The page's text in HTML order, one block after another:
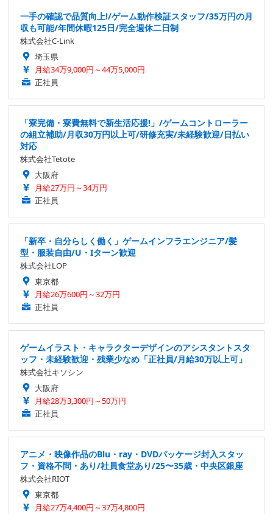
一手の確認で品質向上!/ゲーム動作検証スタッフ/35万円の月
収も可能/年間休暇125日/完全週休二日制
株式会社C-Link
埼玉県
月給34万9,000円～44万5,000円
正社員
「寮完備・寮費無料で新生活応援!」/ゲームコントローラー
の組立補助/月収30万円以上可/研修充実/未経験歓迎/日払い
対応
株式会社Tetote
大阪府
月給27万円～34万円
正社員
「新卒・自分らしく働く」ゲームインフラエンジニア/髪
型・服装自由/U・Iターン歓迎
株式会社LOP
東京都
月給26万600円～32万円
正社員
ゲームイラスト・キャラクターデザインのアシスタントスタ
ッフ・未経験歓迎・残業少なめ「正社員/月給30万以上可」
株式会社キソシン
大阪府
月給28万3,300円～50万円
正社員
アニメ・映像作品のBlu・ray・DVDパッケージ封入スタッ
フ・資格不問・あり/社員食堂あり/25〜35歳・中央区銀座
株式会社RIOT
東京都
月給27万4,400円～37万4,800円